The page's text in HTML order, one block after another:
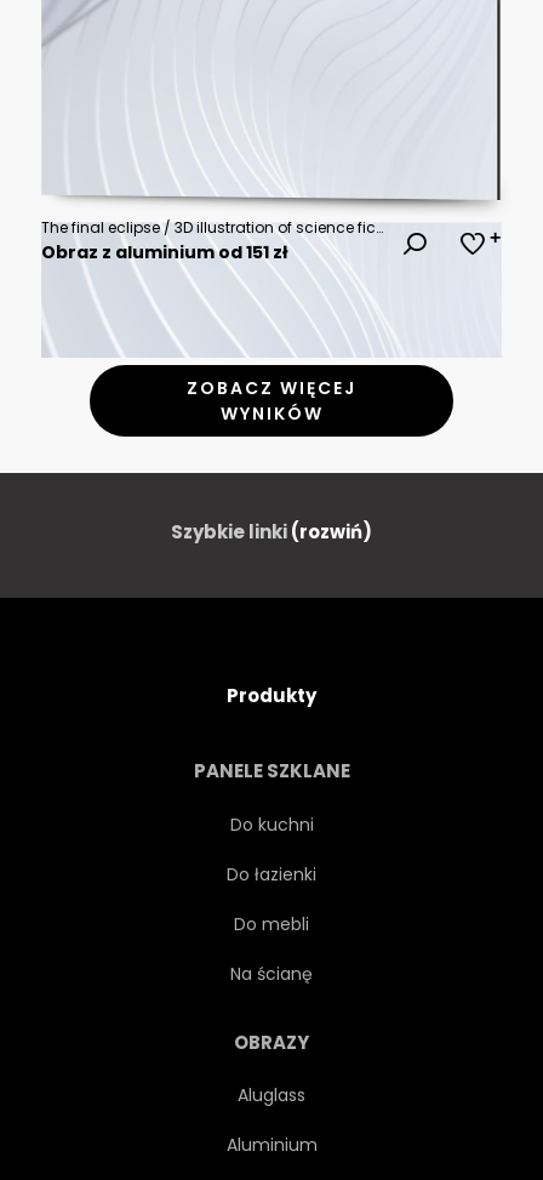
The final eclipse / 3D illustration of science fiction scene showing astronaut viewing solar eclipse from mountain surrounded by asteroids in space
Obraz z aluminium od 151 zł
ZOBACZ WIĘCEJ
WYNIKÓW
Szybkie linki(rozwiń)
Produkty
PANELE SZKLANE
Do kuchni
Do łazienki
Do mebli
Na ścianę
OBRAZY
Aluglass
Aluminium